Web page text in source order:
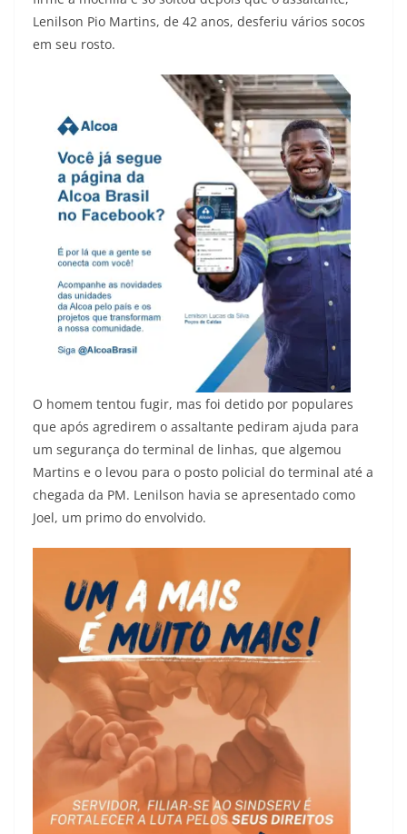
Lenilson Pio Martins, de 42 anos, desferiu vários socos
em seu rosto.
O homem tentou fugir, mas foi detido por populares
que após agredirem o assaltante pediram ajuda para
um segurança do terminal de linhas, que algemou
Martins e o levou para o posto policial do terminal até a
chegada da PM. Lenilson havia se apresentado como
Joel, um primo do envolvido.